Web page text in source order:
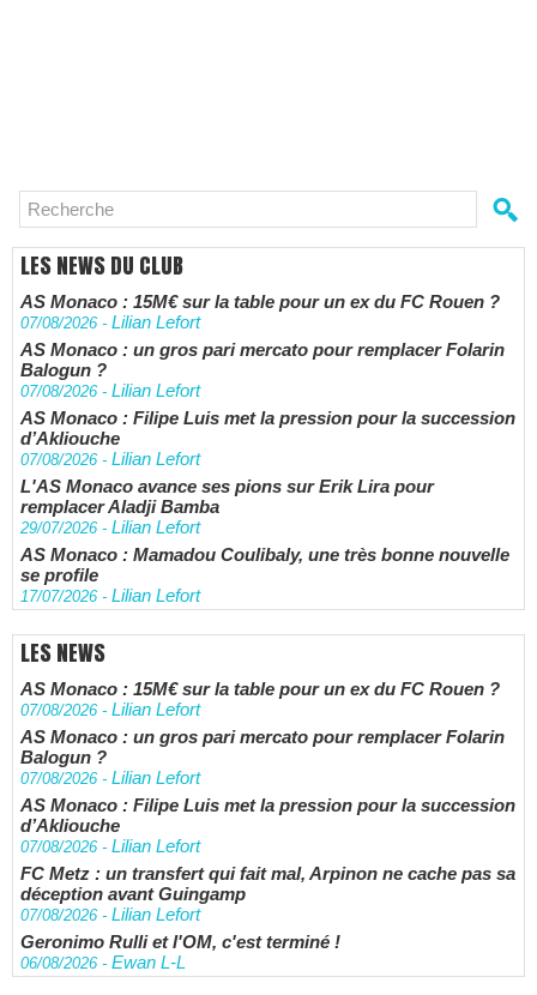
LES NEWS DU CLUB
AS Monaco : 15M€ sur la table pour un ex du FC Rouen ?
07/08/2026 - Lilian Lefort
AS Monaco : un gros pari mercato pour remplacer Folarin
Balogun ?
07/08/2026 - Lilian Lefort
AS Monaco : Filipe Luis met la pression pour la succession
d’Akliouche
07/08/2026 - Lilian Lefort
L'AS Monaco avance ses pions sur Erik Lira pour
remplacer Aladji Bamba
29/07/2026 - Lilian Lefort
AS Monaco : Mamadou Coulibaly, une très bonne nouvelle
se profile
17/07/2026 - Lilian Lefort
LES NEWS
AS Monaco : 15M€ sur la table pour un ex du FC Rouen ?
07/08/2026 - Lilian Lefort
AS Monaco : un gros pari mercato pour remplacer Folarin
Balogun ?
07/08/2026 - Lilian Lefort
AS Monaco : Filipe Luis met la pression pour la succession
d’Akliouche
07/08/2026 - Lilian Lefort
FC Metz : un transfert qui fait mal, Arpinon ne cache pas sa
déception avant Guingamp
07/08/2026 - Lilian Lefort
Geronimo Rulli et l'OM, c'est terminé !
06/08/2026 - Ewan L-L